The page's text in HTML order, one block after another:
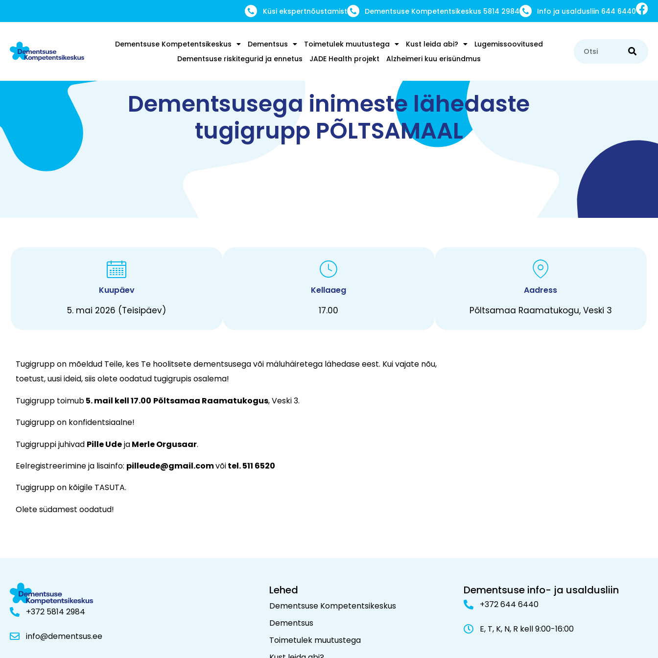
Info ja usaldusliin 644 6440
Dementsuse Kompetentsikeskus 5814 2984
Küsi ekspertnõustamist
Dementsuse Kompetentsikeskus Dementsus Toimetulek muutustega Kust leida abi?
Lugemissoovitused
Dementsuse riskitegurid ja ennetus
JADE Health projekt Alzheimeri kuu erisündmus
Dementsusega inimeste lähedaste
tugigrupp PÕLTSAMAAL
Kuupäev
5. mai 2026 (Teisipäev)
Kellaaeg
17.00
Aadress
Põltsamaa Raamatukogu, Veski 3
Tugigrupp on mõeldud Teile, kes Te hoolitsete dementsusega või mäluhäiretega lähedase eest. Kui vajate nõu,
toetust, uusi ideid, siis olete oodatud tugigrupis osalema!
Tugigrupp toimub5. mail kell 17.00 Põltsamaa Raamatukogus, Veski 3.
Tugigrupp on konfidentsiaalne!
Tugigruppi juhivad Pille UdejaMerle Orgusaar.
Eelregistreerimine ja lisainfo: pilleude@gmail.comvõitel. 511 6520
Tugigrupp on kõigile TASUTA.
Olete südamest oodatud!
+372 5814 2984
info@dementsus.ee
Lehed
Dementsuse Kompetentsikeskus
Dementsus
Toimetulek muutustega
Dementsuse info- ja usaldusliin
+372 644 6440
E, T, K, N, R kell 9:00-16:00